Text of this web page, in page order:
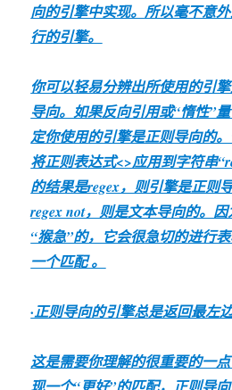
向的引擎中实现。所以毫不意
行的引擎。
你可以轻易分辨出所使用的引
导向。如果反向引用或“惰性”
定你使用的引擎是正则导向的
将正则表达式<>应用到字符串
的结果是regex，则引擎是正则
regex not，则是文本导向的。
“猴急”的，它会很急切的进行
一个匹配 。
·正则导向的引擎总是返回最左
这是需要你理解的很重要的一